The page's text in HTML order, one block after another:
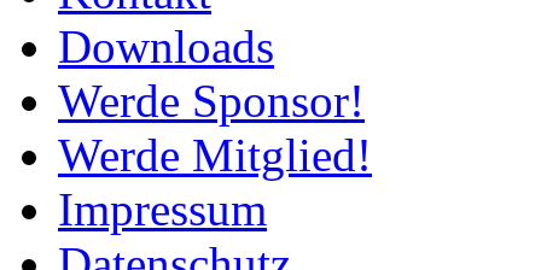
Downloads
Werde Sponsor!
Werde Mitglied!
Impressum